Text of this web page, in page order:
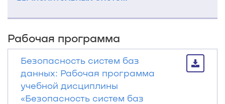
Рабочая программа
Безопасность систем баз
данных: Рабочая программа
учебной дисциплины
«Безопасность систем баз